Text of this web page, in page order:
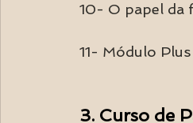
10- O papel da
11- Módulo Plus
3. Curso de